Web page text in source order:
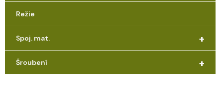
Režie
+
Spoj. mat.
+
Šroubení